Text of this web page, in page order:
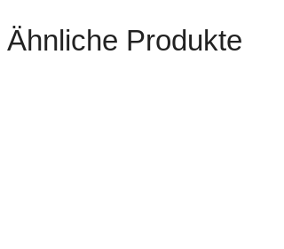
Ähnliche Produkte